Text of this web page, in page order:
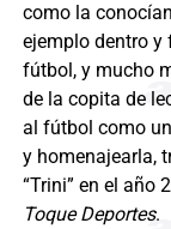
como la
ejemplo dentro y
fútbol, y mucho
de la copita de
al fútbol como
y homenajearla,
“Trini” en el año
Toque Deportes.